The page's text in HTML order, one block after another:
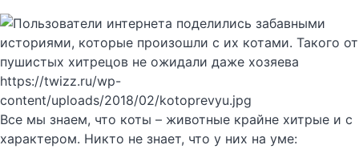
https://twizz.ru/wp-
content/uploads/2018/02/kotoprevyu.jpg
Все мы знаем, что коты – животные крайне хитрые и с
характером. Никто не знает, что у них на уме: